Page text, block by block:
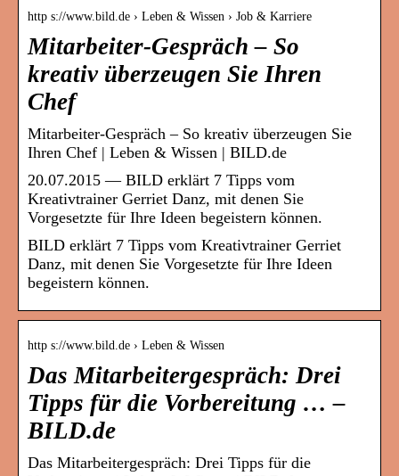
http s://www.bild.de › Leben & Wissen › Job & Karriere
Mitarbeiter-Gespräch – So
kreativ überzeugen Sie Ihren
Chef
Mitarbeiter-Gespräch – So kreativ überzeugen Sie
Ihren Chef | Leben & Wissen | BILD.de
20.07.2015 — BILD erklärt 7 Tipps vom
Kreativtrainer Gerriet Danz, mit denen Sie
Vorgesetzte für Ihre Ideen begeistern können.
BILD erklärt 7 Tipps vom Kreativtrainer Gerriet
Danz, mit denen Sie Vorgesetzte für Ihre Ideen
begeistern können.
http s://www.bild.de › Leben & Wissen
Das Mitarbeitergespräch: Drei
Tipps für die Vorbereitung … –
BILD.de
Das Mitarbeitergespräch: Drei Tipps für die